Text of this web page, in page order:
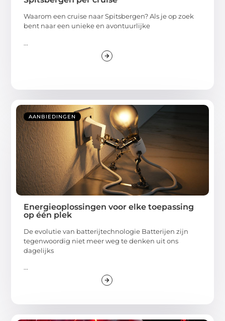
Waarom een cruise naar Spitsbergen? Als je op zoek
bent naar een unieke en avontuurlijke
...
AANBIEDINGEN
Energieoplossingen voor elke toepassing
op één plek
De evolutie van batterijtechnologie Batterijen zijn
tegenwoordig niet meer weg te denken uit ons
dagelijks
...